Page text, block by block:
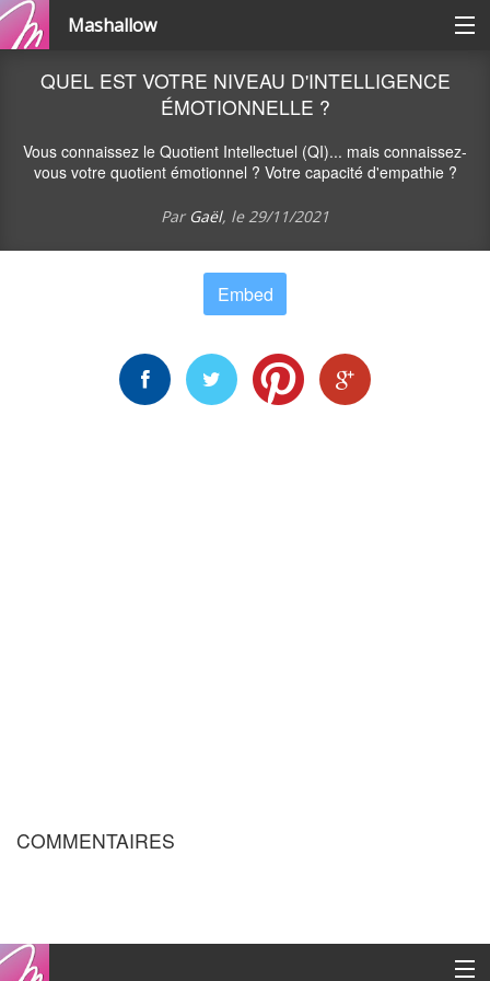
Mashallow
Catégories
Créer une battle
Créer un quizz
QUEL EST VOTRE NIVEAU D'INTELLIGENCE
ÉMOTIONNELLE ?
Vous connaissez le Quotient Intellectuel (QI)... mais connaissez-
vous votre quotient émotionnel ? Votre capacité d'empathie ?
Par Gaël, le29/11/2021
Embed
COMMENTAIRES